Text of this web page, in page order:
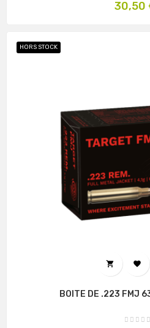
Prix
30,50
HORS STOCK
 
BOITE DE .223 FMJ